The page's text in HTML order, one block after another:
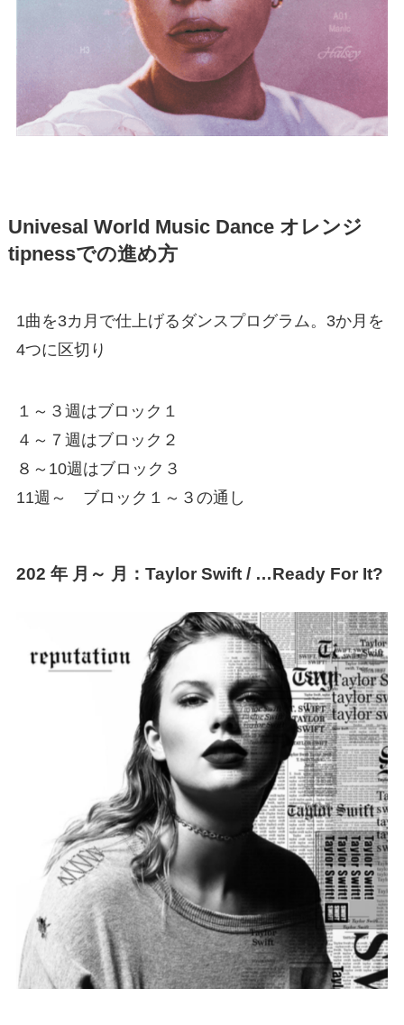
Univesal World Music Dance オレンジ
tipnessでの進め方
1曲を3カ月で仕上げるダンスプログラム。3か月を
4つに区切り
１～３週はブロック１
４～７週はブロック２
８～10週はブロック３
11週～ ブロック１～３の通し
202 年 月～ 月：Taylor Swift / …Ready For It?